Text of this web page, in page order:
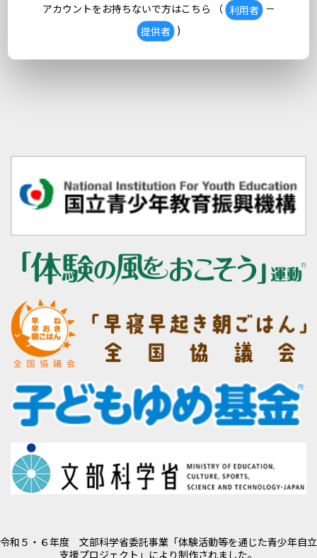
アカウントをお持ちないで方はこちら （ 利用者 －
提供者 )
令和５・６年度 文部科学省委託事業「体験活動等を通じた青少年自立
支援プロジェクト」により制作されました。